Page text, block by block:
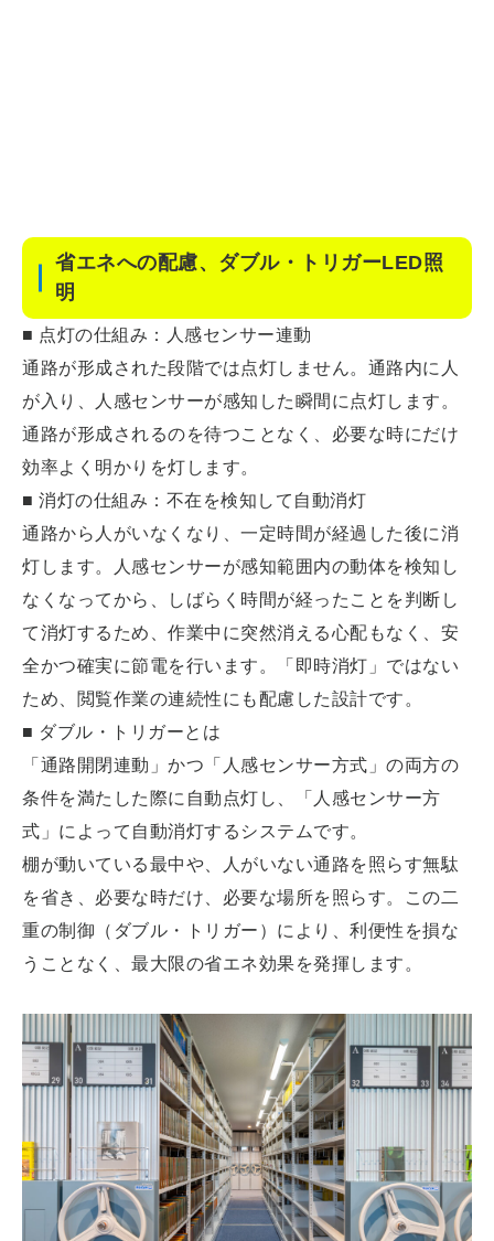
省エネへの配慮、ダブル・トリガーLED照
明
■ 点灯の仕組み：人感センサー連動
通路が形成された段階では点灯しません。通路内に人
が入り、人感センサーが感知した瞬間に点灯します。
通路が形成されるのを待つことなく、必要な時にだけ
効率よく明かりを灯します。
■ 消灯の仕組み：不在を検知して自動消灯
通路から人がいなくなり、一定時間が経過した後に消
灯します。人感センサーが感知範囲内の動体を検知し
なくなってから、しばらく時間が経ったことを判断し
て消灯するため、作業中に突然消える心配もなく、安
全かつ確実に節電を行います。「即時消灯」ではない
ため、閲覧作業の連続性にも配慮した設計です。
■ ダブル・トリガーとは
「通路開閉連動」かつ「人感センサー方式」の両方の
条件を満たした際に自動点灯し、「人感センサー方
式」によって自動消灯するシステムです。
棚が動いている最中や、人がいない通路を照らす無駄
を省き、必要な時だけ、必要な場所を照らす。この二
重の制御（ダブル・トリガー）により、利便性を損な
うことなく、最大限の省エネ効果を発揮します。